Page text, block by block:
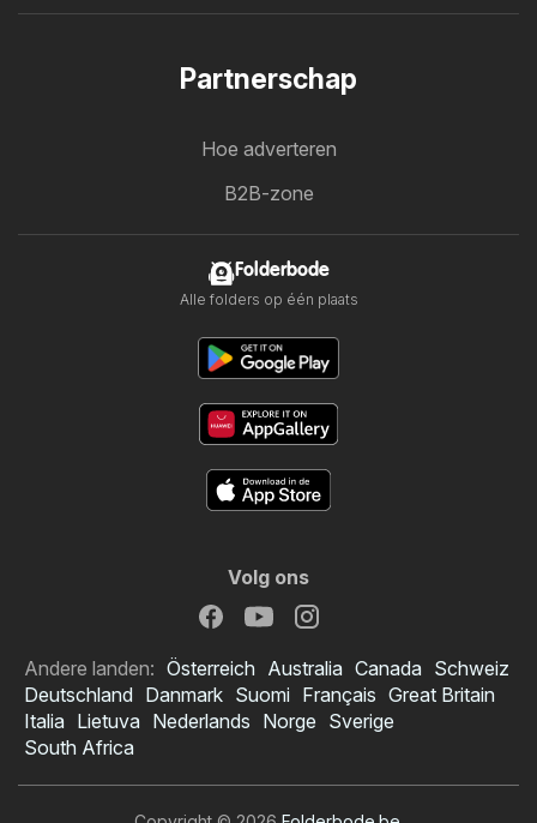
Partnerschap
Hoe adverteren
B2B-zone
Folderbode
Alle folders op één plaats
Volg ons
Andere landen: Österreich Australia Canada Schweiz
Deutschland Danmark Suomi Français Great Britain
Italia Lietuva Nederlands Norge Sverige
South Africa